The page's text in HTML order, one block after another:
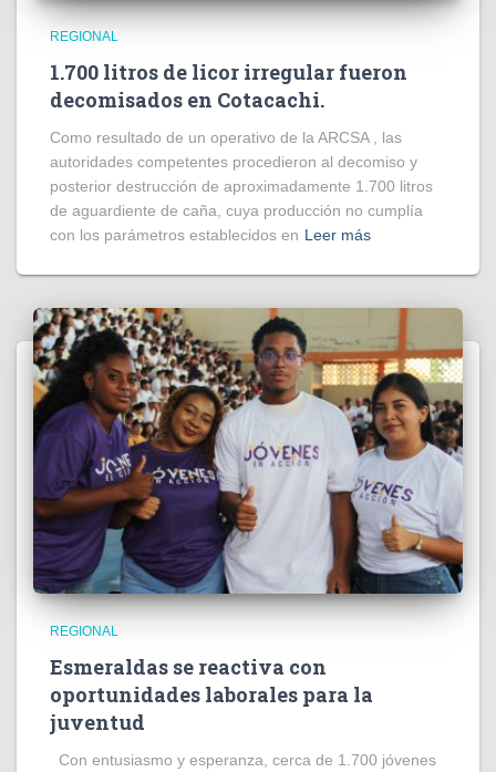
REGIONAL
1.700 litros de licor irregular fueron
decomisados en Cotacachi.
Como resultado de un operativo de la ARCSA , las
autoridades competentes procedieron al decomiso y
posterior destrucción de aproximadamente 1.700 litros
de aguardiente de caña, cuya producción no cumplía
con los parámetros establecidos en Leer más
REGIONAL
Esmeraldas se reactiva con
oportunidades laborales para la
juventud
Con entusiasmo y esperanza, cerca de 1.700 jóvenes